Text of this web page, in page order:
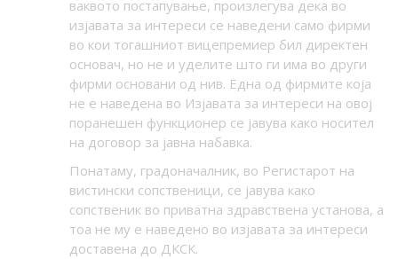
ваквото постапување, произлегува дека во
изјавата за интереси се наведени само фирми
во кои тогашниот вицепремиер бил директен
основач, но не и уделите што ги има во други
фирми основани од нив. Една од фирмите која
не е наведена во Изјавата за интереси на овој
поранешен функционер се јавува како носител
на договор за јавна набавка.
Понатаму, градоначалник, во Регистарот на
вистински сопственици, се јавува како
сопственик во приватна здравствена установа, а
тоа не му е наведено во изјавата за интереси
доставена до ДКСК.